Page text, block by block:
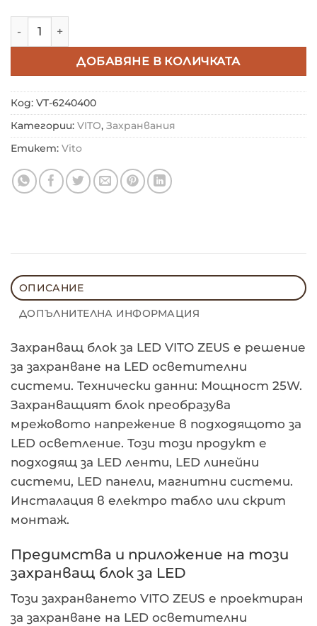
количество за VITO ТРАНСФОРМАТОР ZEUS 12VDC
ДОБАВЯНЕ В КОЛИЧКАТА
Код: VT-6240400
Категории: VITO, Захранвания
Етикет: Vito
ОПИСАНИЕ
ДОПЪЛНИТЕЛНА ИНФОРМАЦИЯ
Захранващ блок за LED VITO ZEUS е решение
за захранване на LED осветителни
системи. Технически данни: Мощност 25W.
Захранващият блок преобразува
мрежовото напрежение в подходящото за
LED осветление. Този този продукт е
подходящ за LED ленти, LED линейни
системи, LED панели, магнитни системи.
Инсталация в електро табло или скрит
монтаж.
Предимства и приложение на този
захранващ блок за LED
Този захранването VITO ZEUS е проектиран
за захранване на LED осветителни